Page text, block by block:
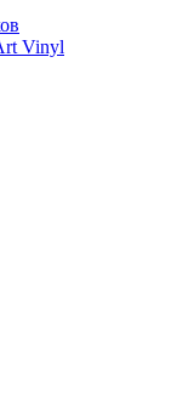
Vinyl